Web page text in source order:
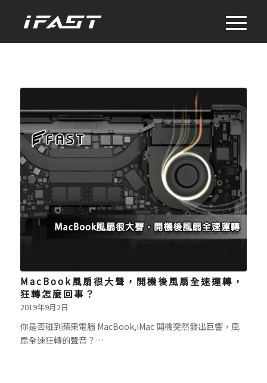
MacBook風扇很大聲，開機後風扇全速運轉，
狂轉怎麼回事？
2019年9月2日
你是否碰到蘋果電腦 MacBook,iMac 開機突然發出巨響，風
扇全速狂轉的聲音？…